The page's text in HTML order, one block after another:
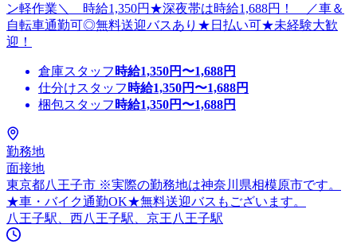
ン軽作業＼ 時給1,350円★深夜帯は時給1,688円！ ／車＆
自転車通勤可◎無料送迎バスあり★日払い可★未経験大歓
迎！
倉庫スタッフ 時給1,350円〜1,688円
仕分けスタッフ 時給1,350円〜1,688円
梱包スタッフ 時給1,350円〜1,688円
勤務地
面接地
東京都八王子市 ※実際の勤務地は神奈川県相模原市です。
★車・バイク通勤OK★無料送迎バスもございます。
八王子駅、西八王子駅、京王八王子駅